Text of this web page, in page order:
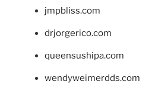
jmpbliss.com
drjorgerico.com
queensushipa.com
wendyweimerdds.com